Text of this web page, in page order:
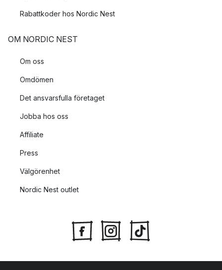
Rabattkoder hos Nordic Nest
OM NORDIC NEST
Om oss
Omdömen
Det ansvarsfulla företaget
Jobba hos oss
Affiliate
Press
Välgörenhet
Nordic Nest outlet